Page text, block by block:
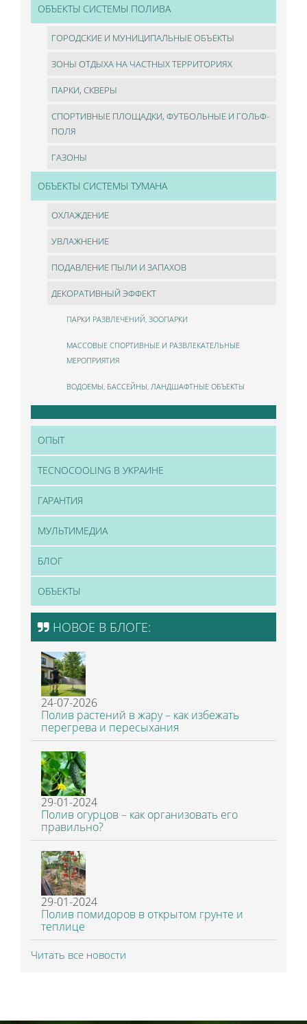
ОБЪЕКТЫ СИСТЕМЫ ПОЛИВА
ГОРОДСКИЕ И МУНИЦИПАЛЬНЫЕ ОБЪЕКТЫ
ЗОНЫ ОТДЫХА НА ЧАСТНЫХ ТЕРРИТОРИЯХ
ПАРКИ, СКВЕРЫ
СПОРТИВНЫЕ ПЛОЩАДКИ, ФУТБОЛЬНЫЕ И ГОЛЬФ-
ПОЛЯ
ГАЗОНЫ
ОБЪЕКТЫ СИСТЕМЫ ТУМАНА
ОХЛАЖДЕНИЕ
УВЛАЖНЕНИЕ
ПОДАВЛЕНИЕ ПЫЛИ И ЗАПАХОВ
ДЕКОРАТИВНЫЙ ЭФФЕКТ
ПАРКИ РАЗВЛЕЧЕНИЙ, ЗООПАРКИ
МАССОВЫЕ СПОРТИВНЫЕ И РАЗВЛЕКАТЕЛЬНЫЕ
МЕРОПРИЯТИЯ
ВОДОЕМЫ, БАССЕЙНЫ, ЛАНДШАФТНЫЕ ОБЪЕКТЫ
ОПЫТ
TECNOCOOLING В УКРАИНЕ
ГАРАНТИЯ
МУЛЬТИМЕДИА
БЛОГ
ОБЪЕКТЫ
НОВОЕ В БЛОГЕ:
24-07-2026
Полив растений в жару – как избежать
перегрева и пересыхания
29-01-2024
Полив огурцов – как организовать его
правильно?
29-01-2024
Полив помидоров в открытом грунте и
теплице
Читать все новости